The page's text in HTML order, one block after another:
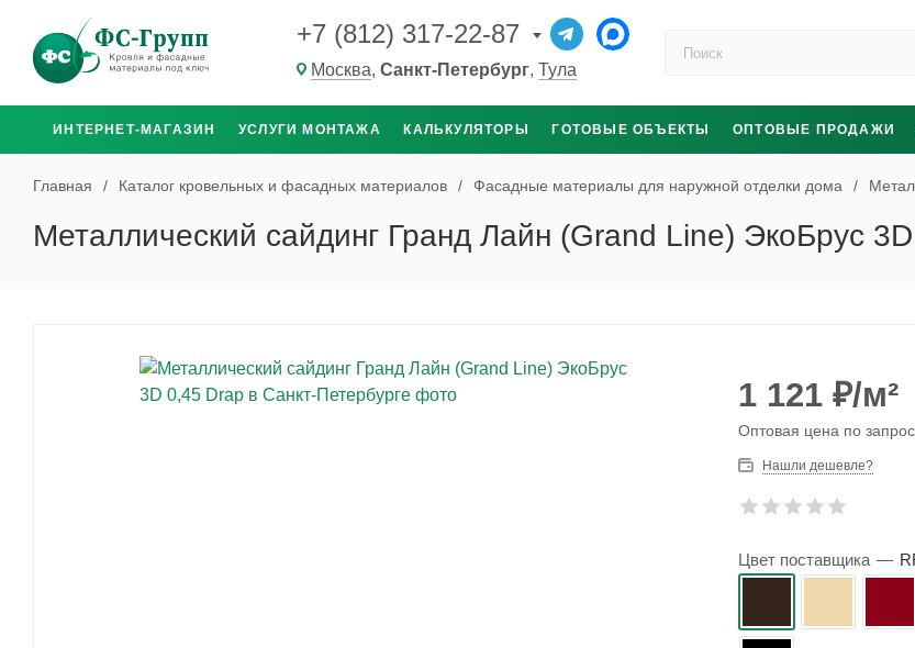
+7 (812) 317-22-87
Москва, Санкт-Петербург, Тула
ИНТЕРНЕТ-МАГАЗИН УСЛУГИ МОНТАЖА КАЛЬКУЛЯТОРЫ ГОТОВЫЕ ОБЪЕКТЫ ОПТОВЫЕ ПРОДАЖИ
Главная / Каталог кровельных и фасадных материалов / Фасадные материалы для наружной отделки дома /
Металлический сайдинг Гранд Лайн (Grand Line) ЭкоБрус
1 121 ₽/м²
Оптовая цена по
Нашли дешевле?
Цвет поставщика —